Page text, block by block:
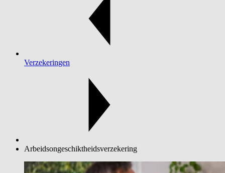
Verzekeringen
Arbeidsongeschiktheidsverzekering